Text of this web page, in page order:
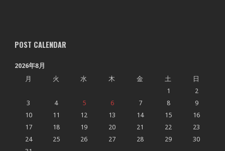
POST CALENDAR
2026年8月
月
火 水 木 金 土
日
1
2
3
4 5 6 7 8
9
10
11 12 13 14 15
16
17
18 19 20 21 22
23
24
25 26 27 28 29
30